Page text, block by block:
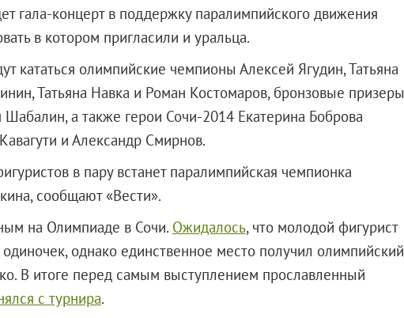
гала-концерт в поддержку паралимпийского движения
в котором пригласили и уральца.
кататься олимпийские чемпионы Алексей Ягудин, Татьяна
Татьяна Навка и Роман Костомаров, бронзовые призеры
а также герои Сочи-2014 Екатерина Боброва
и Александр Смирнов.
в пару встанет паралимпийская чемпионка
сообщают «Вести».
на Олимпиаде в Сочи. Ожидалось, что молодой фигурист
однако единственное место получил олимпийский
В итоге перед самым выступлением прославленный
с турнира.